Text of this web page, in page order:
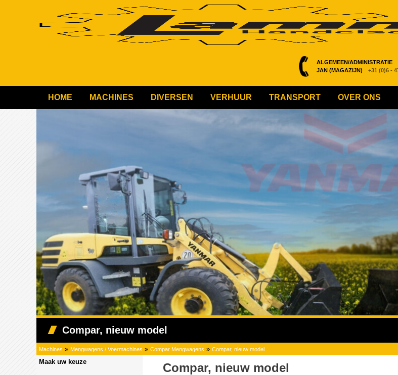
ALGEMEEN/ADMINISTRATIE
JAN (MAGAZIJN)
+31 (0)6 -
HOME MACHINES DIVERSEN VERHUUR TRANSPORT OVER ONS
Compar, nieuw model
Machines » Mengwagens / Voermachines » Compar Mengwagens » Compar, nieuw model
Maak uw keuze Compar, nieuw model